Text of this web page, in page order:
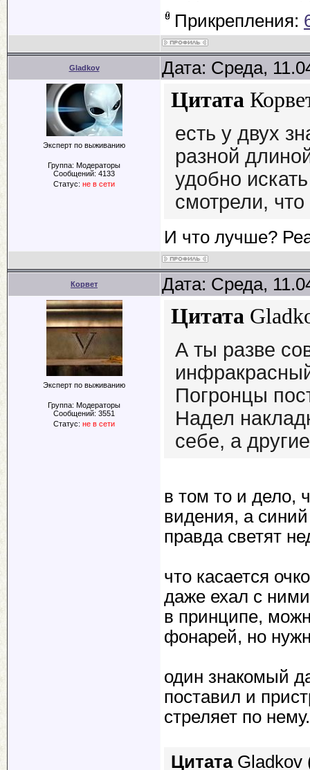
Прикрепления:
Gladkov Дата: Среда,
Эксперт по выживанию
Группа: Модераторы
Сообщений: 4133
Статус: не в сети
Цитата
есть у двух
разной
удобно
смотрели,
И что лучше?
Корвет Дата: Среда,
Эксперт по выживанию
Группа: Модераторы
Сообщений: 3551
Статус: не в сети
Цитата
А ты разве
Погронцы
Надел
себе, а
в том то и дело,
видения, а
правда светят
что касается
даже ехал с
в принципе,
фонарей, но
один знакомый
поставил и
стреляет по нему.
Цитата Gladkov